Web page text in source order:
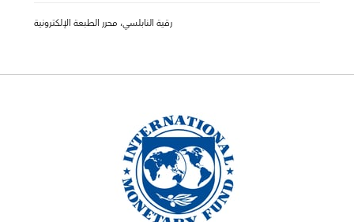
رقية النابلسي، محرر الطبعة الإلكترونية